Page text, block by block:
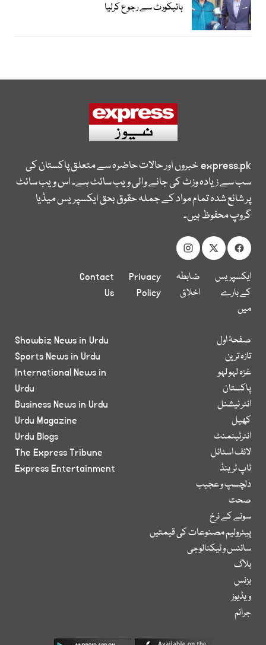
ہائیکورٹ سے رجوع کرلیا
express.pkخبروں اور حالات حاضرہ سے متعلق پاکستان کی
سب سے زیادہ وزٹ کی جانے والی ویب سائٹ ہے۔ اس ویب سائٹ
پر شائع شدہ تمام مواد کے جملہ حقوق بحق ایکسپریس میڈیا
گروپ محفوظ ہیں۔
ایکسپریس
کے بارے
میں
ضابطہ
اخلاق
Privacy
Policy
Contact
Us
صفحۂ اول
تازہ ترین
غزہ لہو لہو
پاکستان
انٹر نیشنل
کھیل
انٹرٹینمنٹ
لائف اسٹائل
ٹاپ ٹرینڈ
دلچسپ و عجیب
صحت
سونے کے نرخ
پیٹرولیم مصنوعات کی قیمتیں
سائنس و ٹیکنالوجی
بلاگ
بزنس
ویڈیوز
جرائم
Showbiz News in Urdu
Sports News in Urdu
International News in
Urdu
Business News in Urdu
Urdu Magazine
Urdu Blogs
The Express Tribune
Express Entertainment